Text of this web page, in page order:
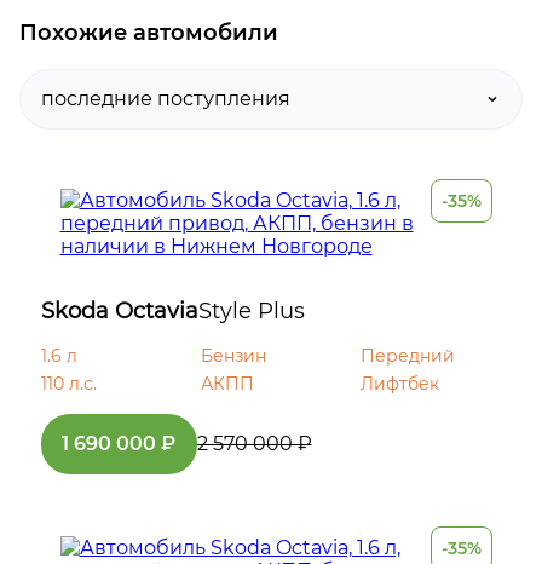
Датчик дождя
Датчик света
Противотуманные фары
Электрообогрев боковых зеркал
Электрообогрев форсунок
стеклоомывателей
Похожие автомобили
-35%
Skoda OctaviaStyle Plus
1.6 л Бензин
Передний
110 л.с.
АКПП Лифтбек
1 690 000 ₽ 2 570 000 ₽
-35%